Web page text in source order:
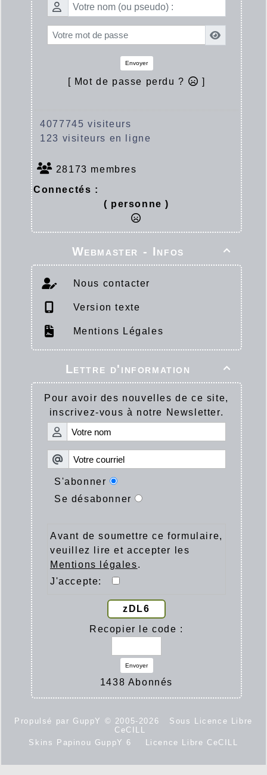
Envoyer
[ Mot de passe perdu ? ]
4077745 visiteurs
123 visiteurs en ligne
28173 membres
Connectés :
( personne )

Webmaster - Infos
Nous contacter
Version texte
Mentions Légales

Lettre d'information
Pour avoir des nouvelles de ce site,
inscrivez-vous à notre Newsletter.
S'abonner
Se désabonner
Avant de soumettre ce formulaire,
veuillez lire et accepter les
Mentions légales.
J'accepte:
zDL6
Recopier le code :
Envoyer
1438 Abonnés
Propulsé par GuppY © 2005-2026
Sous Licence Libre
CeCILL
Skins Papinou GuppY 6
Licence Libre CeCILL